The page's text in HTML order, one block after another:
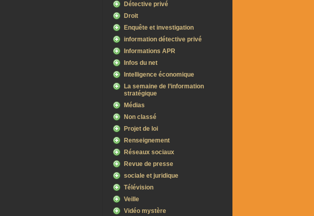
Détective privé
Droit
Enquête et investigation
information détective privé
Informations APR
Infos du net
Intelligence économique
La semaine de l’information
stratégique
Médias
Non classé
Projet de loi
Renseignement
Réseaux sociaux
Revue de presse
sociale et juridique
Télévision
Veille
Vidéo mystère